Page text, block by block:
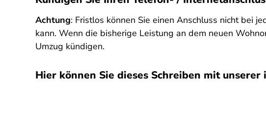
Achtung: Fristlos können Sie einen Anschluss nicht bei
kann. Wenn die bisherige Leistung an dem neuen
Umzug kündigen.
Hier können Sie dieses Schreiben mit